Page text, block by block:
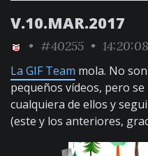
V.10.MAR.2017
• #40255 •
La GIF Team mola. No
pequeños vídeos, pero
cualquiera de ellos y
(este y los anteriores,